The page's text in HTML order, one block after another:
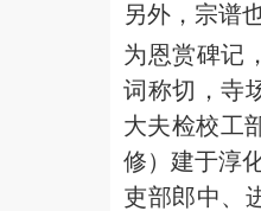
另外，宗谱
为恩赏碑记
词称切，寺
大夫检校工
修）建于淳
吏部郎中、